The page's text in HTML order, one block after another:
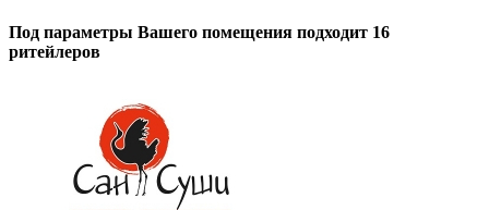
Под параметры Вашего помещения подходит 16
ритейлеров